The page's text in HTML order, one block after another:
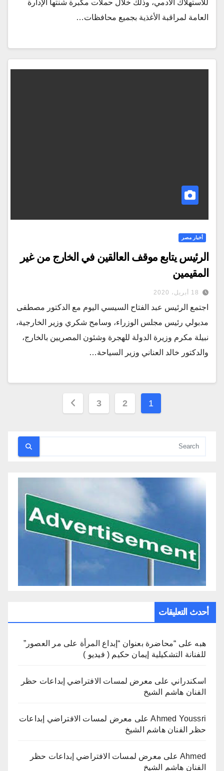
للاستهلاك الآدمي، وذلك خلال حملات مكبرة شنتها الإدارة
العامة لمراقبة الأغذية بجميع محافظات…
أخبار مصر
الرئيس يتابع موقف العالقين في الخارج من غير
المقيمين
18 أبريل، 2020
اجتمع الرئيس عبد الفتاح السيسي اليوم مع الدكتور مصطفى
مدبولي رئيس مجلس الوزراء، وسامح شكري وزير الخارجية،
نبيلة مكرم وزيرة الدولة للهجرة وشئون المصريين بالخارج،
والدكتور خالد العناني وزير السياحة…
تعدد
1
2
3
أحدث التعليقات
هبه على “محاضرة بعنوان “إبداع المرأة على مر العصور”
للفنانة التشكيلية إيمان حكيم ( فيديو )
اسكندراني على معرض لمسات الافتراضي إبداعات حظر
الفنان هاشم الشيخ
Ahmed Youssriعلى معرض لمسات الافتراضي إبداعات
حظر الفنان هاشم الشيخ
Ahmed على معرض لمسات الافتراضي إبداعات حظر
الفنان هاشم الشيخ